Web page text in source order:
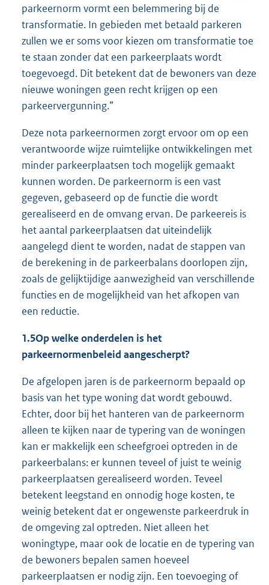
parkeernorm vormt een belemmering bij de
transformatie. In gebieden met betaald parkeren
zullen we er soms voor kiezen om transformatie toe
te staan zonder dat een parkeerplaats wordt
toegevoegd. Dit betekent dat de bewoners van deze
nieuwe woningen geen recht krijgen op een
parkeervergunning.”
Deze nota parkeernormen zorgt ervoor om op een
verantwoorde wijze ruimtelijke ontwikkelingen met
minder parkeerplaatsen toch mogelijk gemaakt
kunnen worden. De parkeernorm is een vast
gegeven, gebaseerd op de functie die wordt
gerealiseerd en de omvang ervan. De parkeereis is
het aantal parkeerplaatsen dat uiteindelijk
aangelegd dient te worden, nadat de stappen van
de berekening in de parkeerbalans doorlopen zijn,
zoals de gelijktijdige aanwezigheid van verschillende
functies en de mogelijkheid van het afkopen van
een reductie.
1.5Op welke onderdelen is het
parkeernormenbeleid aangescherpt?
De afgelopen jaren is de parkeernorm bepaald op
basis van het type woning dat wordt gebouwd.
Echter, door bij het hanteren van de parkeernorm
alleen te kijken naar de typering van de woningen
kan er makkelijk een scheefgroei optreden in de
parkeerbalans: er kunnen teveel of juist te weinig
parkeerplaatsen gerealiseerd worden. Teveel
betekent leegstand en onnodig hoge kosten, te
weinig betekent dat er ongewenste parkeerdruk in
de omgeving zal optreden. Niet alleen het
woningtype, maar ook de locatie en de typering van
de bewoners bepalen samen hoeveel
parkeerplaatsen er nodig zijn. Een toevoeging of